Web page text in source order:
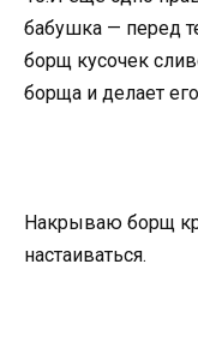
бабушка — перед
борщ кусочек
борща и делает
Накрываю борщ
настаиваться.